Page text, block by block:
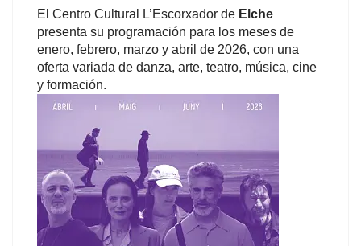
El Centro Cultural L’Escorxador de Elche
presenta su programación para los meses de
enero, febrero, marzo y abril de 2026, con una
oferta variada de danza, arte, teatro, música, cine
y formación.